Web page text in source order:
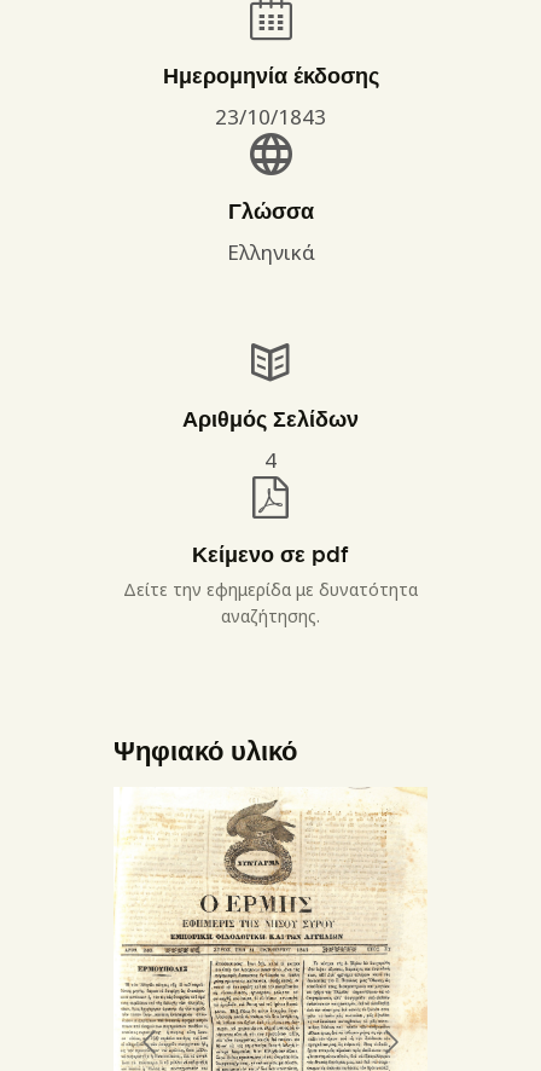
Ημερομηνία έκδοσης
23/10/1843
Γλώσσα
Ελληνικά
Αριθμός Σελίδων
4
Κείμενο σε pdf
Δείτε την εφημερίδα με δυνατότητα
αναζήτησης.
Ψηφιακό υλικό